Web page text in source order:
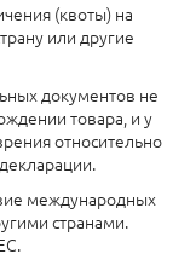
(квоты) на
или другие
документов не
товара, и у
относительно
международных
странами.